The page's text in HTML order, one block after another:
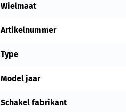
Wielmaat
Artikelnummer
Type
Model jaar
Schakel fabrikant